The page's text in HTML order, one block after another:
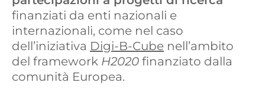
finanziati da enti nazionali e
internazionali, come nel caso
dell’iniziativa Digi-B-Cube nell’ambito
del framework H2020 finanziato dalla
comunità Europea.